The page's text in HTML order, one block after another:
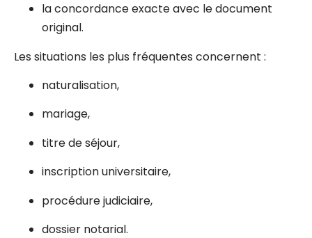
la concordance exacte avec le document
original.
Les situations les plus fréquentes concernent :
naturalisation,
mariage,
titre de séjour,
inscription universitaire,
procédure judiciaire,
dossier notarial.